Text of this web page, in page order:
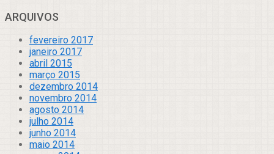
ARQUIVOS
fevereiro 2017
janeiro 2017
abril 2015
março 2015
dezembro 2014
novembro 2014
agosto 2014
julho 2014
junho 2014
maio 2014